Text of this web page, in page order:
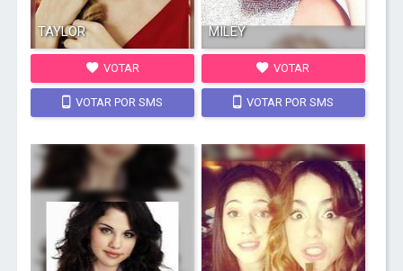
TAYLOR
VOTAR
VOTAR POR SMS
MILEY
VOTAR
VOTAR POR SMS